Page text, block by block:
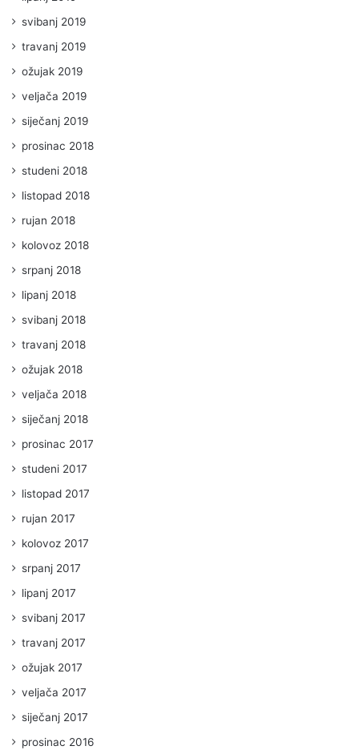
svibanj 2019
travanj 2019
ožujak 2019
veljača 2019
siječanj 2019
prosinac 2018
studeni 2018
listopad 2018
rujan 2018
kolovoz 2018
srpanj 2018
lipanj 2018
svibanj 2018
travanj 2018
ožujak 2018
veljača 2018
siječanj 2018
prosinac 2017
studeni 2017
listopad 2017
rujan 2017
kolovoz 2017
srpanj 2017
lipanj 2017
svibanj 2017
travanj 2017
ožujak 2017
veljača 2017
siječanj 2017
prosinac 2016